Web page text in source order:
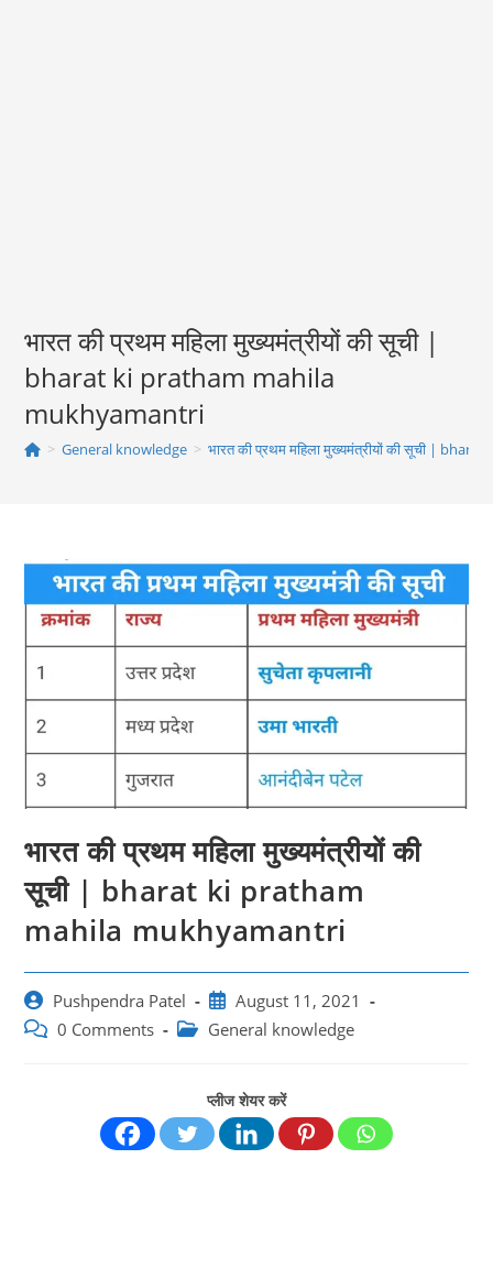
भारत की प्रथम महिला मुख्यमंत्रीयों की सूची |
bharat ki pratham mahila
mukhyamantri
> General knowledge > भारत की प्रथम महिला मुख्यमंत्रीयों की सूची |
भारत की प्रथम महिला मुख्यमंत्रीयों की
सूची | bharat ki pratham
mahila mukhyamantri
Post
author:
Pushpendra Patel
Post
published:
August 11, 2021
Post 0 Comments
Post General knowledge
प्लीज शेयर करें